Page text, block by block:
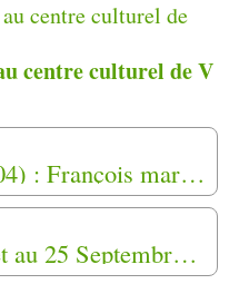
centre culturel de V
Saint-André-les-Alpes (04) : François marche pour les harkis
Tour de France, 14 juillet au 25 Septembre 2019, Marche de la fierté Harki (7)